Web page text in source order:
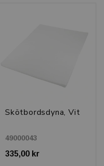
Skötbordsdyna, Vit
49000043
335,00 kr